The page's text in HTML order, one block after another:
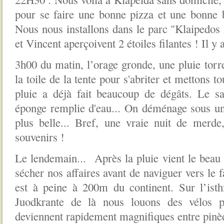
pour se faire une bonne pizza et une
Nous nous installons dans le parc
et Vincent aperçoivent 2 étoiles filantes ! Il y
3h00 du matin, l’orage gronde, une pluie
la toile de la tente pour s'abriter et mettons
pluie a déjà fait beaucoup de dégâts. Le
éponge remplie d'eau... On déménage sous
plus belle... Bref, une vraie nuit de
souvenirs !
Le lendemain... Après la pluie vient le
sécher nos affaires avant de naviguer vers
est à peine à 200m du continent. Sur
Juodkrante de là nous louons des vélos
deviennent rapidement magnifiques entre